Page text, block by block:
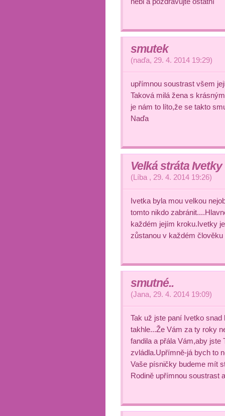
smutek
(naďa, 29. 4. 2014 19:29)
upřímnou soustrast všem
Taková milá žena s
je nám to líto,že se takto
Naďa
Velká stráta Ivetky
(Líba , 29. 4. 2014 19:26)
Ivetka byla mou velkou
tomto nikdo
každém jejím kroku.Ivetky
zůstanou v každém
smutné..
(Jana, 29. 4. 2014 19:09)
Tak už jste paní Ivetko
takhle...Že Vám za ty roky
fandila a přála Vám,aby jste
zvládla.Upřímně-já bych to
Vaše písničky budeme mít
Rodině upřímnou soustrast